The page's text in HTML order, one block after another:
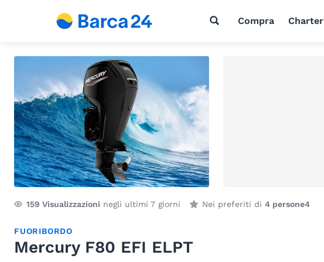
Compra Charter
159 Visualizzazioni negli ultimi 7 giorni Nei preferiti di 4 persone4
FUORIBORDO
Mercury F80 EFI ELPT